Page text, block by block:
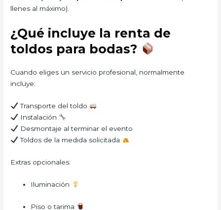
llenes al máximo).
¿Qué incluye la renta de
toldos para bodas?
Cuando eliges un servicio profesional, normalmente
incluye:
Transporte del toldo
Instalación
Desmontaje al terminar el evento
Toldos de la medida solicitada
Extras opcionales:
Iluminación
Piso o tarima